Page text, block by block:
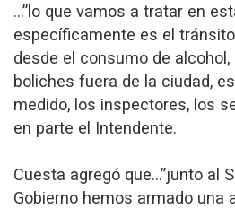
…”lo que vamos a tratar en
específicamente es el
desde el consumo de
boliches fuera de la ciudad,
medido, los inspectores, los
en parte el Intendente.
Cuesta agregó que…”junto al
Gobierno hemos armado una